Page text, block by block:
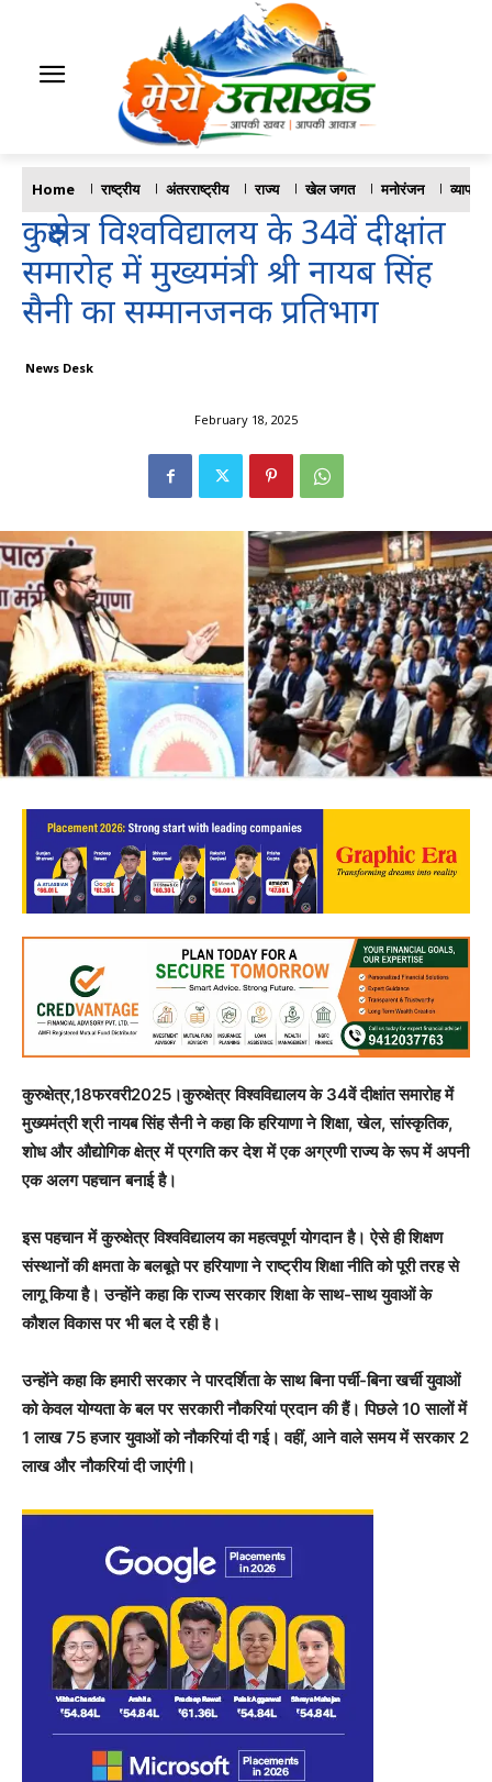
Home राष्ट्रीय अंतरराष्ट्रीय राज्य खेल जगत मनोरंजन व्यापार
कुरुक्षेत्र विश्वविद्यालय के 34वें दीक्षांत
समारोह में मुख्यमंत्री श्री नायब सिंह
सैनी का सम्मानजनक प्रतिभाग
News Desk
February 18, 2025
कुरुक्षेत्र,18फरवरी2025।कुरुक्षेत्र विश्वविद्यालय के 34वें दीक्षांत समारोह में
मुख्यमंत्री श्री नायब सिंह सैनी ने कहा कि हरियाणा ने शिक्षा, खेल, सांस्कृतिक,
शोध और औद्योगिक क्षेत्र में प्रगति कर देश में एक अग्रणी राज्य के रूप में अपनी
एक अलग पहचान बनाई है।
इस पहचान में कुरुक्षेत्र विश्वविद्यालय का महत्वपूर्ण योगदान है। ऐसे ही शिक्षण
संस्थानों की क्षमता के बलबूते पर हरियाणा ने राष्ट्रीय शिक्षा नीति को पूरी तरह से
लागू किया है। उन्होंने कहा कि राज्य सरकार शिक्षा के साथ-साथ युवाओं के
कौशल विकास पर भी बल दे रही है।
उन्होंने कहा कि हमारी सरकार ने पारदर्शिता के साथ बिना पर्ची-बिना खर्ची युवाओं
को केवल योग्यता के बल पर सरकारी नौकरियां प्रदान की हैं। पिछले 10 सालों में
1 लाख 75 हजार युवाओं को नौकरियां दी गई। वहीं, आने वाले समय में सरकार 2
लाख और नौकरियां दी जाएंगी।